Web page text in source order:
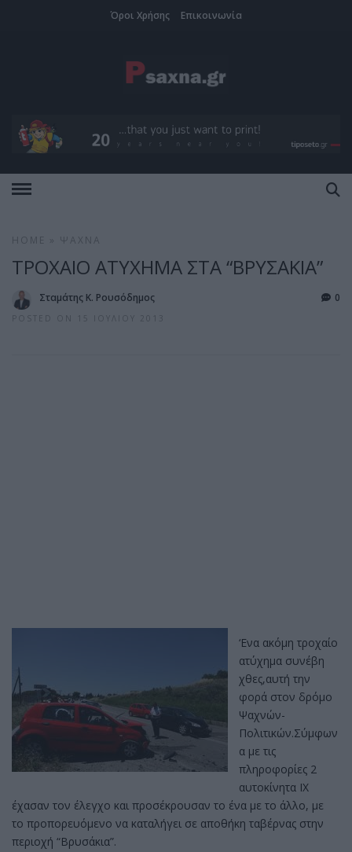
Όροι Χρήσης Επικοινωνία
HOME ΨΑΧΝΆ
ΤΡΟΧΑΙΟ ΑΤΥΧΗΜΑ ΣΤΑ “ΒΡΥΣΑΚΙΑ”
Σταμάτης Κ. Ρουσόδημος
POSTED ON 15 ΙΟΥΛΊΟΥ 2013
0
‘Ενα ακόμη τροχαίο
ατύχημα συνέβη
χθες,αυτή την
φορά στον δρόμο
Ψαχνών-
Πολιτικών.Σύμφων
α με τις
πληροφορίες 2
αυτοκίνητα ΙΧ
έχασαν τον έλεγχο και προσέκρουσαν το ένα με το άλλο, με
το προπορευόμενο να καταλήγει σε αποθήκη ταβέρνας στην
περιοχή “Βρυσάκια”.